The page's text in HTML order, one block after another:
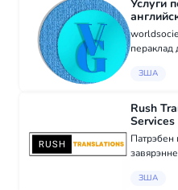
Услуги
пераклад
рэ...
ЗША
Rush
Патрэбен
ЗША